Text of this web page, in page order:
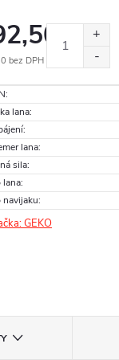
bez DPH
:
lana:
:
lana:
sila:
lana:
navijaku:
GEKO